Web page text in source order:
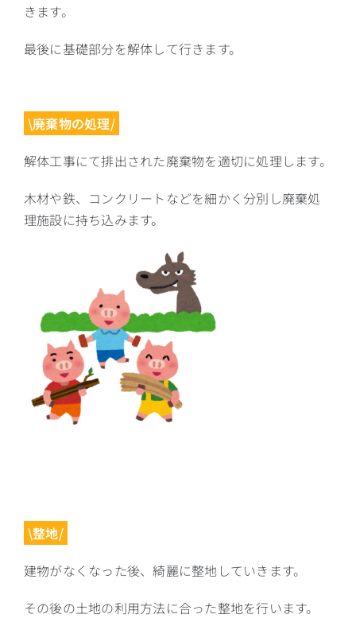
きます。
最後に基礎部分を解体して行きます。
\廃棄物の処理/
解体工事にて排出された廃棄物を適切に処理します。
木材や鉄、コンクリートなどを細かく分別し廃棄処
理施設に持ち込みます。
\整地/
建物がなくなった後、綺麗に整地していきます。
その後の土地の利用方法に合った整地を行います。